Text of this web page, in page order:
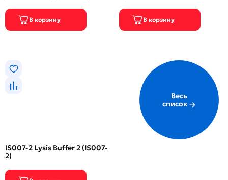
IS007-2 Lysis Buffer 2 (IS007-
2)
Весь
список